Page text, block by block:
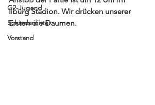
G2-Jugend
Schiedsrichter
Vorstand
Ilburg Stadion. Wir drücken unserer
Ersten die Daumen.